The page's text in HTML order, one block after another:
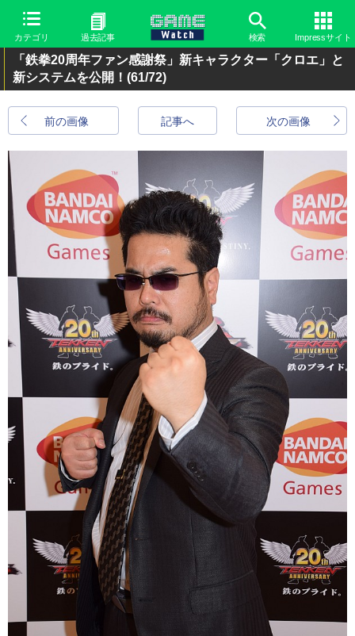
カテゴリ 過去記事 検索 Impressサイト
「鉄拳20周年ファン感謝祭」新キャラクター「クロエ」と
新システムを公開！ (61/72)
前の画像 次の画像
記事へ